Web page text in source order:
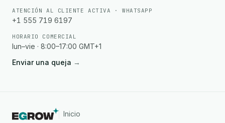
ATENCIÓN AL CLIENTE ACTIVA · WHATSAPP
+1 555 719 6197
HORARIO COMERCIAL
lun–vie · 8:00–17:00 GMT+1
Enviar una queja →
Inicio